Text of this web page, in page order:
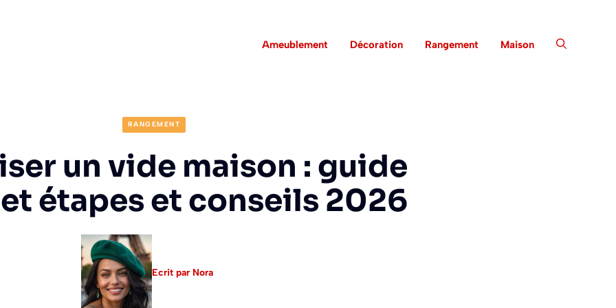
Ameublement Décoration Rangement Maison
RANGEMENT
un vide maison : guide
étapes et conseils 2026
Ecrit par Nora